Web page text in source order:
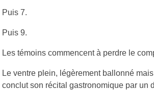
Puis 7.
Puis 9.
Les témoins commencent à perdre le
Le ventre plein, légèrement ballonné
conclut son récital gastronomique par un